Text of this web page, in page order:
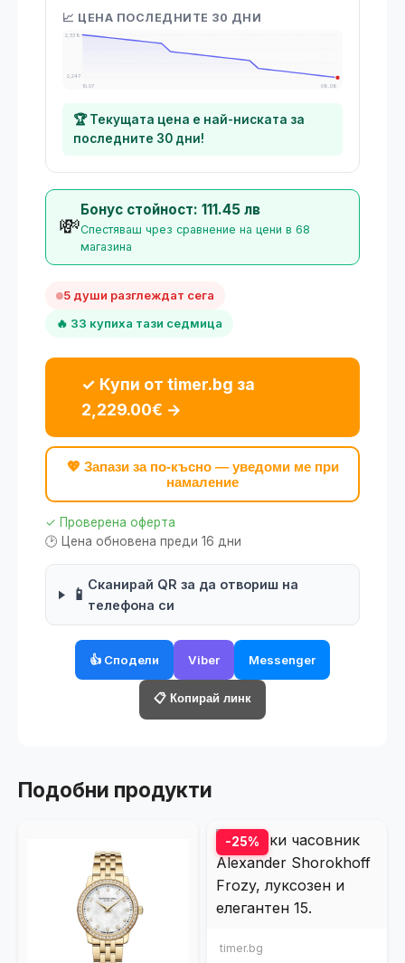
📈 ЦЕНА ПОСЛЕДНИТЕ 30 ДНИ
2,538
2,247
10.07
08.08
🏆 Текущата цена е най-ниската за
последните 30 дни!
💸
Бонус стойност: 111.45 лв
Спестяваш чрез сравнение на цени в 68
магазина
5 души разглеждат сега
🔥 33 купиха тази седмица
✓ Купи от timer.bg за
2,229.00€ →
💖 Запази за по-късно — уведоми ме при
намаление
✓ Проверена оферта
🕑 Цена обновена преди 16 дни
📱
Сканирай QR за да отвориш на
телефона си
👍 Сподели Viber Messenger
📋 Копирай линк
Подобни продукти
-25%
timer.bg